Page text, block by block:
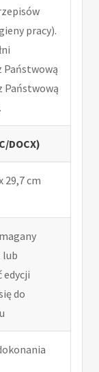
pracy).
Państwową
DOCX)
29,7 cm
lub
edycji
do